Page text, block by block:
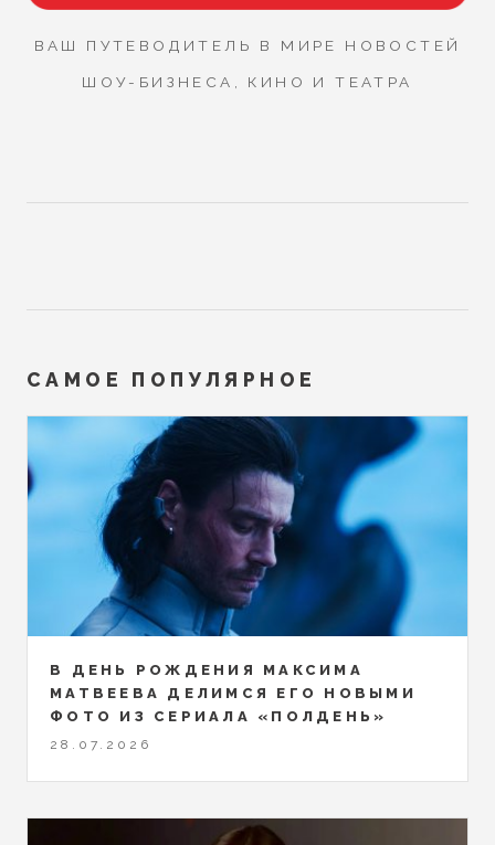
ВАШ ПУТЕВОДИТЕЛЬ В МИРЕ НОВОСТЕЙ
ШОУ-БИЗНЕСА, КИНО И ТЕАТРА
САМОЕ ПОПУЛЯРНОЕ
В ДЕНЬ РОЖДЕНИЯ МАКСИМА
МАТВЕЕВА ДЕЛИМСЯ ЕГО НОВЫМИ
ФОТО ИЗ СЕРИАЛА «ПОЛДЕНЬ»
28.07.2026